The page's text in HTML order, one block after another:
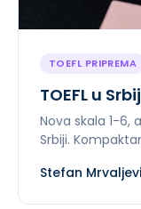
TOEFL PRIPREMA
TOEFL u
Nova skala 1-6,
Srbiji.
Stefan